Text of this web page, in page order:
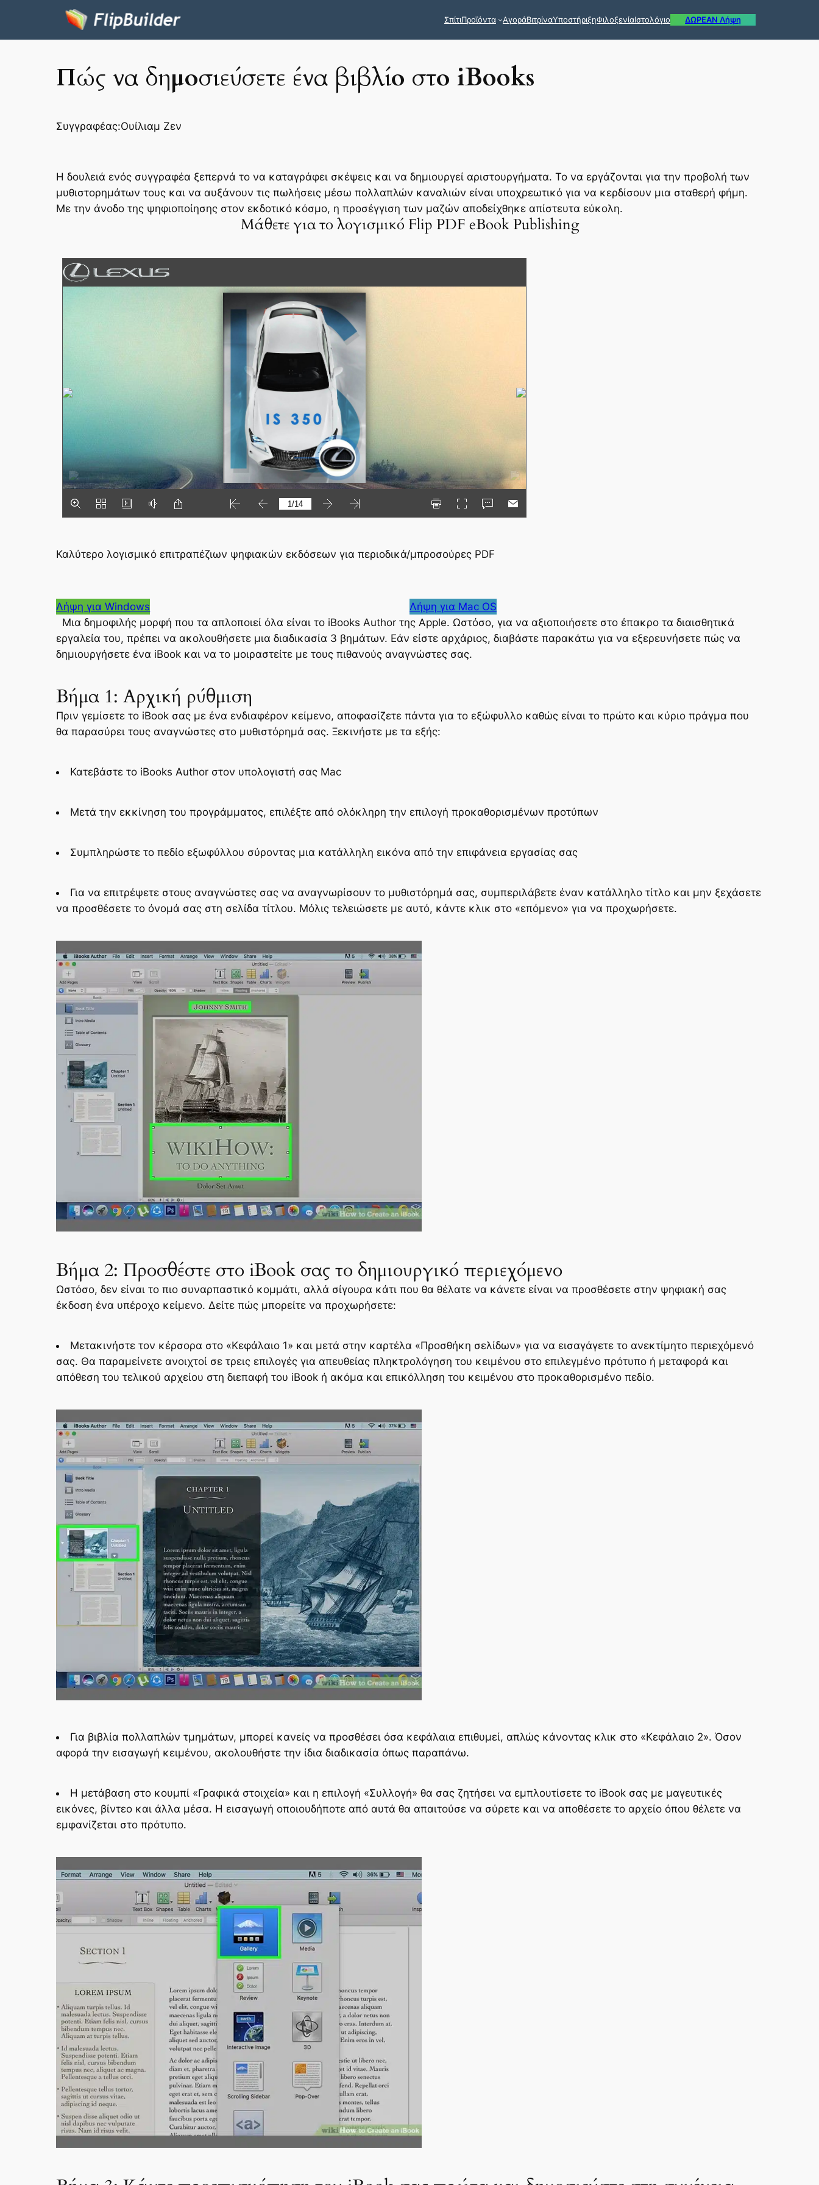
ΣπίτιΠροϊόντα ΑγοράΒιτρίναΥποστήριξηΦιλοξενίαΙστολόγιο ΔΩΡΕΑΝ Λήψη
Πώς να δημοσιεύσετε ένα βιβλίο στο iBooks
Συγγραφέας:Ουίλιαμ Ζεν
Η δουλειά ενός συγγραφέα ξεπερνά το να καταγράφει σκέψεις και να δημιουργεί αριστουργήματα. Το να εργάζονται για την προβολή των
μυθιστορημάτων τους και να αυξάνουν τις πωλήσεις μέσω πολλαπλών καναλιών είναι υποχρεωτικό για να κερδίσουν μια σταθερή φήμη.
Με την άνοδο της ψηφιοποίησης στον εκδοτικό κόσμο, η προσέγγιση των μαζών αποδείχθηκε απίστευτα εύκολη.
Μάθετε για το λογισμικό Flip PDF eBook Publishing
Καλύτερο λογισμικό επιτραπέζιων ψηφιακών εκδόσεων για περιοδικά/μπροσούρες PDF
Λήψη για Windows
Λήψη για Mac OS
Μια δημοφιλής μορφή που τα απλοποιεί όλα είναι το iBooks Author της Apple. Ωστόσο, για να αξιοποιήσετε στο έπακρο τα διαισθητικά
εργαλεία του, πρέπει να ακολουθήσετε μια διαδικασία 3 βημάτων. Εάν είστε αρχάριος, διαβάστε παρακάτω για να εξερευνήσετε πώς να
δημιουργήσετε ένα iBook και να το μοιραστείτε με τους πιθανούς αναγνώστες σας.
Βήμα 1: Αρχική ρύθμιση
Πριν γεμίσετε το iBook σας με ένα ενδιαφέρον κείμενο, αποφασίζετε πάντα για το εξώφυλλο καθώς είναι το πρώτο και κύριο πράγμα που
θα παρασύρει τους αναγνώστες στο μυθιστόρημά σας. Ξεκινήστε με τα εξής:
Κατεβάστε το iBooks Author στον υπολογιστή σας Mac
Μετά την εκκίνηση του προγράμματος, επιλέξτε από ολόκληρη την επιλογή προκαθορισμένων προτύπων
Συμπληρώστε το πεδίο εξωφύλλου σύροντας μια κατάλληλη εικόνα από την επιφάνεια εργασίας σας
Για να επιτρέψετε στους αναγνώστες σας να αναγνωρίσουν το μυθιστόρημά σας, συμπεριλάβετε έναν κατάλληλο τίτλο και μην ξεχάσετε
να προσθέσετε το όνομά σας στη σελίδα τίτλου. Μόλις τελειώσετε με αυτό, κάντε κλικ στο «επόμενο» για να προχωρήσετε.
Βήμα 2: Προσθέστε στο iBook σας το δημιουργικό περιεχόμενο
Ωστόσο, δεν είναι το πιο συναρπαστικό κομμάτι, αλλά σίγουρα κάτι που θα θέλατε να κάνετε είναι να προσθέσετε στην ψηφιακή σας
έκδοση ένα υπέροχο κείμενο. Δείτε πώς μπορείτε να προχωρήσετε:
Μετακινήστε τον κέρσορα στο «Κεφάλαιο 1» και μετά στην καρτέλα «Προσθήκη σελίδων» για να εισαγάγετε το ανεκτίμητο περιεχόμενό
σας. Θα παραμείνετε ανοιχτοί σε τρεις επιλογές για απευθείας πληκτρολόγηση του κειμένου στο επιλεγμένο πρότυπο ή μεταφορά και
απόθεση του τελικού αρχείου στη διεπαφή του iBook ή ακόμα και επικόλληση του κειμένου στο προκαθορισμένο πεδίο.
Για βιβλία πολλαπλών τμημάτων, μπορεί κανείς να προσθέσει όσα κεφάλαια επιθυμεί, απλώς κάνοντας κλικ στο «Κεφάλαιο 2». Όσον
αφορά την εισαγωγή κειμένου, ακολουθήστε την ίδια διαδικασία όπως παραπάνω.
Η μετάβαση στο κουμπί «Γραφικά στοιχεία» και η επιλογή «Συλλογή» θα σας ζητήσει να εμπλουτίσετε το iBook σας με μαγευτικές
εικόνες, βίντεο και άλλα μέσα. Η εισαγωγή οποιουδήποτε από αυτά θα απαιτούσε να σύρετε και να αποθέσετε το αρχείο όπου θέλετε να
εμφανίζεται στο πρότυπο.